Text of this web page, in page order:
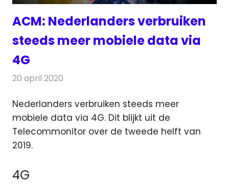
ACM: Nederlanders verbruiken
steeds meer mobiele data via
4G
20 april 2020
Nederlanders verbruiken steeds meer
mobiele data via 4G. Dit blijkt uit de
Telecommonitor over de tweede helft van
2019.
4G